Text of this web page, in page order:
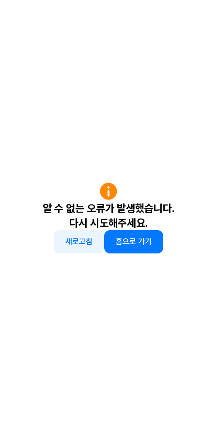
알 수 없는 오류가 발생했습니다.
다시 시도해주세요.
새로고침 홈으로 가기